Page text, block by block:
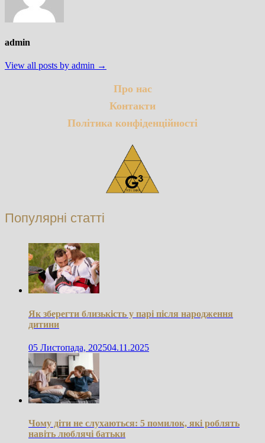
admin
View all posts by admin →
Про нас
Контакти
Політика конфіденційності
Популярні статті
Як зберегти близькість у парі після народження
дитини
05 Листопада, 202504.11.2025
Чому діти не слухаються: 5 помилок, які роблять
навіть люблячі батьки